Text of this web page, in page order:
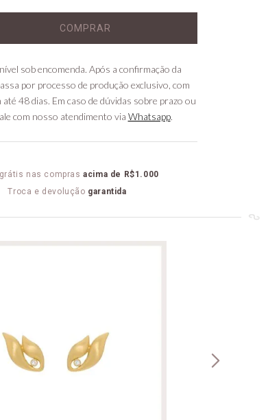
COMPRAR
sob encomenda. Após a confirmação da
por processo de produção exclusivo, com
até 48 dias. Em caso de dúvidas sobre prazo ou
com nosso atendimento via Whatsapp.
nas compras acima de R$1.000
Troca e devolução garantida